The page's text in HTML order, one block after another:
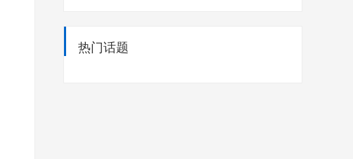
热门话题